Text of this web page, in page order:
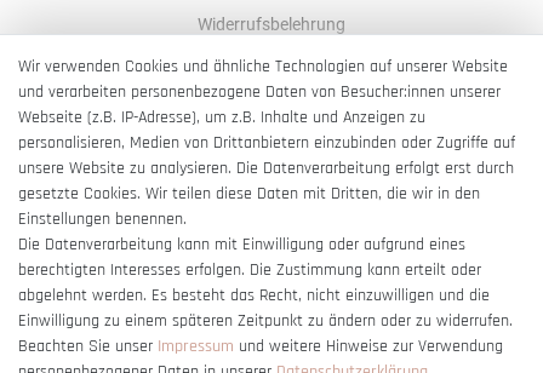
Widerrufsbelehrung
AGB
Impressum
Barrierefreiheitserklärung
Vertrag widerrufen
Wir verwenden Cookies und ähnliche Technologien auf unserer Website
und verarbeiten personenbezogene Daten von Besucher:innen unserer
Webseite (z.B. IP-Adresse), um z.B. Inhalte und Anzeigen zu
personalisieren, Medien von Drittanbietern einzubinden oder Zugriffe auf
unsere Website zu analysieren. Die Datenverarbeitung erfolgt erst durch
gesetzte Cookies. Wir teilen diese Daten mit Dritten, die wir in den
Einstellungen benennen.
Die Datenverarbeitung kann mit Einwilligung oder aufgrund eines
berechtigten Interesses erfolgen. Die Zustimmung kann erteilt oder
abgelehnt werden. Es besteht das Recht, nicht einzuwilligen und die
Einwilligung zu einem späteren Zeitpunkt zu ändern oder zu widerrufen.
Beachten Sie unser Impressum und weitere Hinweise zur Verwendung